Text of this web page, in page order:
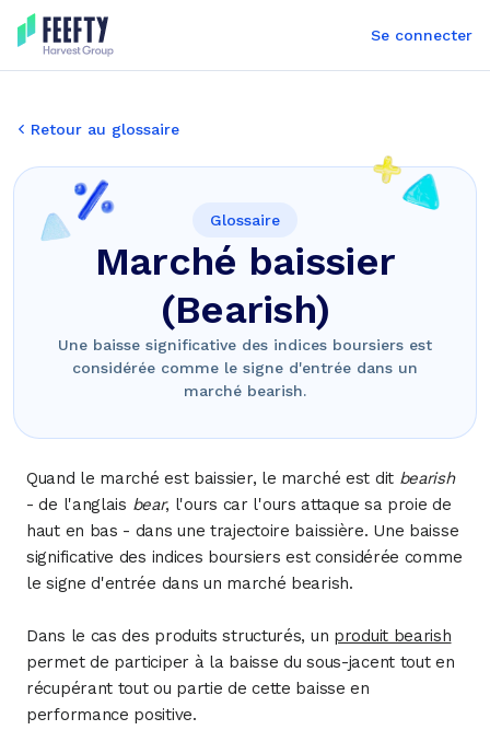
Se connecter
Retour au glossaire
Glossaire
Marché baissier
(Bearish)
Une baisse significative des indices boursiers est
considérée comme le signe d'entrée dans un
marché bearish.
Quand le marché est baissier, le marché est dit bearish
- de l'anglais bear, l'ours car l'ours attaque sa proie de
haut en bas - dans une trajectoire baissière. Une baisse
significative des indices boursiers est considérée comme
le signe d'entrée dans un marché bearish.
Dans le cas des produits structurés, un produit bearish
permet de participer à la baisse du sous-jacent tout en
récupérant tout ou partie de cette baisse en
performance positive.